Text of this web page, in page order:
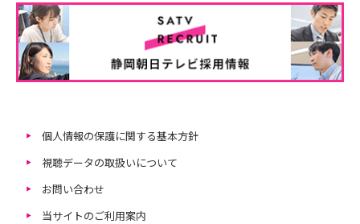
個人情報の保護に関する基本方針
視聴データの取扱いについて
お問い合わせ
当サイトのご利用案内